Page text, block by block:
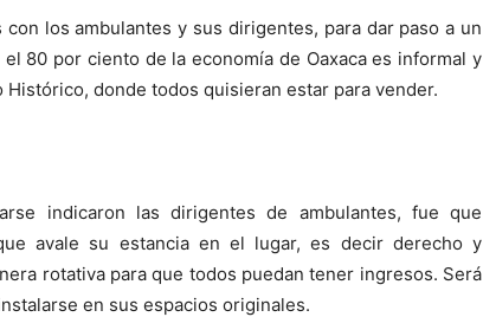
los ambulantes y sus dirigentes, para dar paso a un
80 por ciento de la economía de Oaxaca es informal y
donde todos quisieran estar para vender.
indicaron las dirigentes de ambulantes, fue que
avale su estancia en el lugar, es decir derecho y
rotativa para que todos puedan tener ingresos. Será
en sus espacios originales.